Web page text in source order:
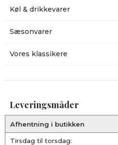
Køl & drikkevarer
Sæsonvarer
Vores klassikere
Leveringsmåder
Afhentning i butikken
Tirsdag til torsdag: